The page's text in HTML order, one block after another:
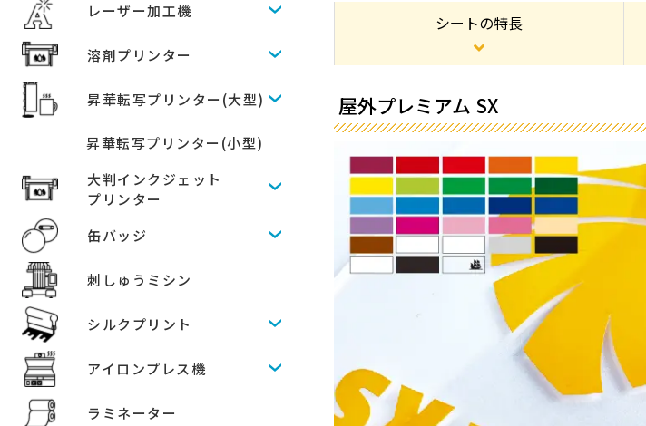
レーザー加工機
溶剤プリンター
昇華転写プリンター(大型)
昇華転写プリンター(小型)
大判インクジェット
プリンター
缶バッジ
刺しゅうミシン
シルクプリント
アイロンプレス機
ラミネーター
シートの特長
屋外プレミアム SX